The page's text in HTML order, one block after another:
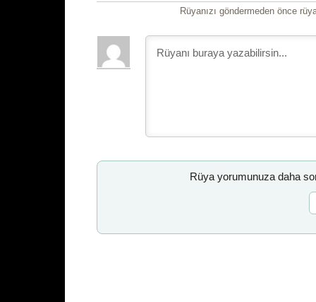
Rüyanızı göndermeden önce
Rüya yorumunuza daha